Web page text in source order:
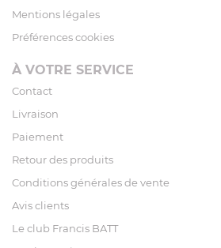
Mentions légales
Préférences cookies
À VOTRE SERVICE
Contact
Livraison
Paiement
Retour des produits
Conditions générales de vente
Avis clients
Le club Francis BATT